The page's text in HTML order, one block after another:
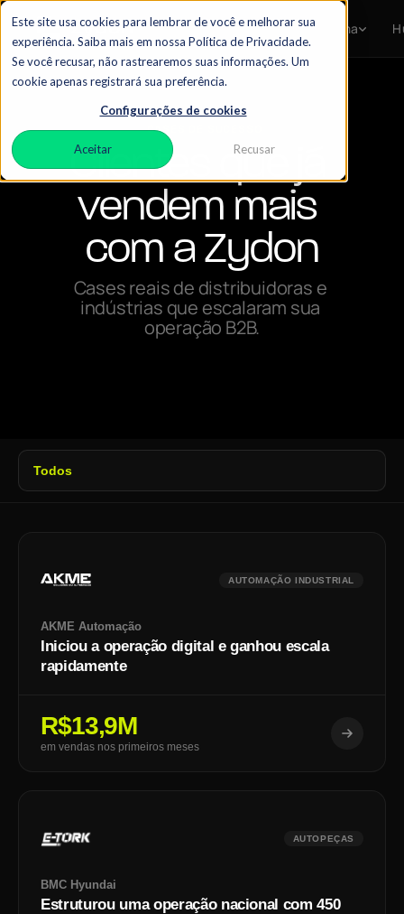
Este site usa cookies para lembrar de você e melhorar sua
experiência. Saiba mais em nossa Política de Privacidade.
Se você recusar, não rastrearemos suas informações. Um
cookie apenas registrará sua preferência.
Configurações de cookies
Aceitar Recusar
Home Soluções Plataforma
CASES DE SUCESSO
Clientes que já
vendem mais
com a Zydon
Cases reais de distribuidoras e
indústrias que escalaram sua
operação B2B.
AUTOMAÇÃO INDUSTRIAL
AKME Automação
Iniciou a operação digital e ganhou escala
rapidamente
R$13,9M
em vendas nos primeiros meses
AUTOPEÇAS
BMC Hyundai
Estruturou uma operação nacional com 450